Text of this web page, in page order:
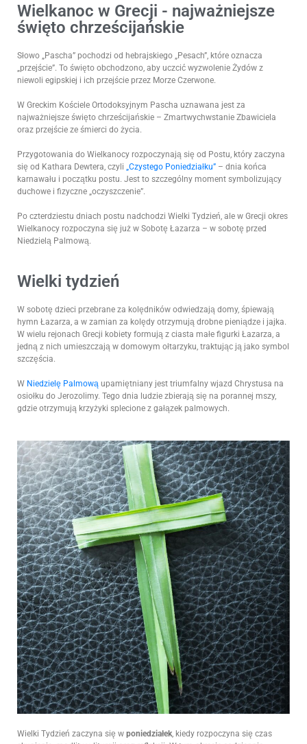
Wielkanoc w Grecji - najważniejsze
święto chrześcijańskie
Słowo „Pascha” pochodzi od hebrajskiego „Pesach”, które oznacza
„przejście”. To święto obchodzono, aby uczcić wyzwolenie Żydów z
niewoli egipskiej i ich przejście przez Morze Czerwone.
W Greckim Kościele Ortodoksyjnym Pascha uznawana jest za
najważniejsze święto chrześcijańskie – Zmartwychwstanie Zbawiciela
oraz przejście ze śmierci do życia.
Przygotowania do Wielkanocy rozpoczynają się od Postu, który zaczyna
się od Kathara Dewtera, czyli „Czystego Poniedziałku” – dnia końca
karnawału i początku postu. Jest to szczególny moment symbolizujący
duchowe i fizyczne „oczyszczenie”.
Po czterdziestu dniach postu nadchodzi Wielki Tydzień, ale w Grecji okres
Wielkanocy rozpoczyna się już w Sobotę Łazarza – w sobotę przed
Niedzielą Palmową.
Wielki tydzień
W sobotę dzieci przebrane za kolędników odwiedzają domy, śpiewają
hymn Łazarza, a w zamian za kolędy otrzymują drobne pieniądze i jajka.
W wielu rejonach Grecji kobiety formują z ciasta małe figurki Łazarza, a
jedną z nich umieszczają w domowym ołtarzyku, traktując ją jako symbol
szczęścia.
W Niedzielę Palmową upamiętniany jest triumfalny wjazd Chrystusa na
osiołku do Jerozolimy. Tego dnia ludzie zbierają się na porannej mszy,
gdzie otrzymują krzyżyki splecione z gałązek palmowych.
Wielki Tydzień zaczyna się w poniedziałek , kiedy rozpoczyna się czas